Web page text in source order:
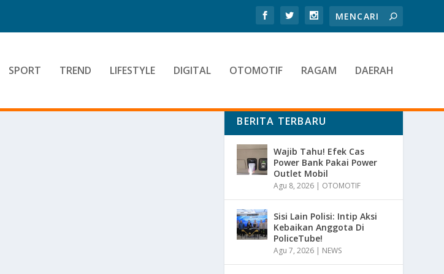
SPORT TREND LIFESTYLE DIGITAL OTOMOTIF RAGAM DAERAH
BERITA TERBARU
Wajib Tahu! Efek Cas
Power Bank Pakai Power
Outlet Mobil
Agu 8, 2026 | OTOMOTIF
Sisi Lain Polisi: Intip Aksi
Kebaikan Anggota Di
PoliceTube!
Agu 7, 2026 | NEWS